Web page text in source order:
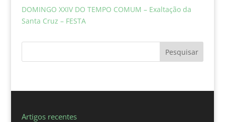
DOMINGO XXIV DO TEMPO COMUM – Exaltação da
Santa Cruz – FESTA
Pesquisar
Artigos recentes